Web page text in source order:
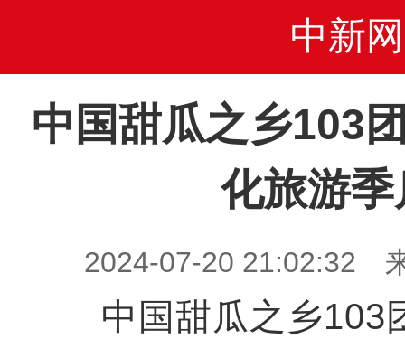
中新网
中国甜瓜之乡103
化旅游季
2024-07-20 21:02:32
中国甜瓜之乡103